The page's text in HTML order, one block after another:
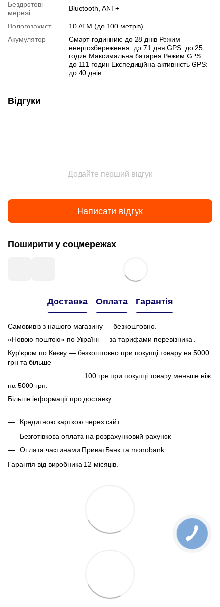
Бездротові
мережі
Bluetooth, ANT+
Вологозахист
10 ATM (до 100 метрів)
Акумулятор
Смарт-годинник: до 28 днів Режим
енергозбереження: до 71 дня GPS: до 25
годин Максимальна батарея Режим GPS:
до 111 годин Експедиційна активність GPS:
до 40 днів
Відгуки
Додайте перший відгук
Написати відгук
Поширити у соцмережах
Доставка Оплата Гарантія
Самовивіз з нашого магазину — безкоштовно.
«Новою поштою» по Україні — за тарифами перевізника .
Кур'єром по Києву — безкоштовно при покупці товару на 5000
грн та більше
100 грн при покупці товару меньше ніж
на 5000 грн.
Більше інформації про доставку
Кредитною карткою через сайт
Безготівкова оплата на розрахунковий рахунок
Оплата частинами ПриватБанк та monobank
Гарантія від виробника 12 місяців.